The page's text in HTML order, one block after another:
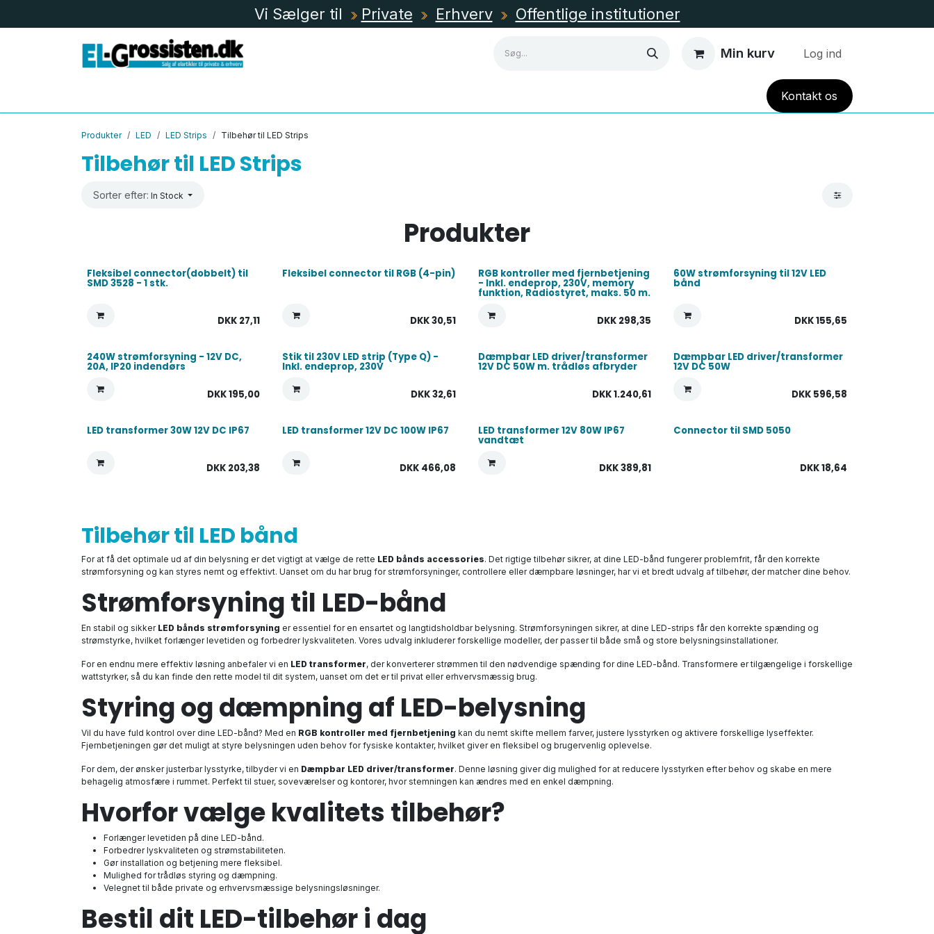
Vi Sælger til Private Erhverv Offentlige institutioner
Min kurv Log ind
HUS OG HAVE TILBUD
Kontaktos
Produkter LED LED Strips Tilbehør til LED Strips
Tilbehør til LED Strips
Sorter efter: In Stock
Produkter
Fleksibel connector(dobbelt) til
SMD 3528 - 1 stk.
DKK 27,11
Fleksibel connector til RGB (4-pin)
DKK30,51
RGB kontroller med fjernbetjening
- Inkl. endeprop, 230V, memory
funktion, Radiostyret, maks. 50 m.
DKK 298,35
60W strømforsyning til 12V LED
bånd
DKK155,65
240W strømforsyning - 12V DC,
20A, IP20 indendørs
DKK195,00
Stik til 230V LED strip (Type Q) -
Inkl. endeprop, 230V
DKK32,61
Dæmpbar LED driver/transformer
12V DC 50W m. trådløs afbryder
DKK1.240,61
Dæmpbar LED driver/transformer
12V DC 50W
DKK 596,58
LED transformer 30W 12V DC IP67
DKK 203,38
LED transformer 12V DC 100W IP67
DKK 466,08
LED transformer 12V 80W IP67
vandtæt
DKK389,81
Connector til SMD 5050
DKK18,64
Tilbehør til LED bånd
For at få det optimale ud af din belysning er det vigtigt at vælge de rette LED bånds accessories. Det rigtige tilbehør sikrer, at dine LED-bånd fungerer problemfrit, får den korrekte
strømforsyning og kan styres nemt og effektivt. Uanset om du har brug for strømforsyninger, controllere eller dæmpbare løsninger, har vi et bredt udvalg af tilbehør, der matcher dine behov.
Strømforsyning til LED-bånd
En stabil og sikker LED bånds strømforsyning er essentiel for en ensartet og langtidsholdbar belysning. Strømforsyningen sikrer, at dine LED-strips får den korrekte spænding og
strømstyrke, hvilket forlænger levetiden og forbedrer lyskvaliteten. Vores udvalg inkluderer forskellige modeller, der passer til både små og store belysningsinstallationer.
For en endnu mere effektiv løsning anbefaler vi en LED transformer, der konverterer strømmen til den nødvendige spænding for dine LED-bånd. Transformere er tilgængelige i forskellige
wattstyrker, så du kan finde den rette model til dit system, uanset om det er til privat eller erhvervsmæssig brug.
Styring og dæmpning af LED-belysning
Vil du have fuld kontrol over dine LED-bånd? Med en RGB kontroller med fjernbetjening kan du nemt skifte mellem farver, justere lysstyrken og aktivere forskellige lyseffekter.
Fjernbetjeningen gør det muligt at styre belysningen uden behov for fysiske kontakter, hvilket giver en fleksibel og brugervenlig oplevelse.
For dem, der ønsker justerbar lysstyrke, tilbyder vi en Dæmpbar LED driver/transformer. Denne løsning giver dig mulighed for at reducere lysstyrken efter behov og skabe en mere
behagelig atmosfære i rummet. Perfekt til stuer, soveværelser og kontorer, hvor stemningen kan ændres med en enkel dæmpning.
Hvorfor vælge kvalitets tilbehør?
Forlænger levetiden på dine LED-bånd.
Forbedrer lyskvaliteten og strømstabiliteten.
Gør installation og betjening mere fleksibel.
Mulighed for trådløs styring og dæmpning.
Velegnet til både private og erhvervsmæssige belysningsløsninger.
Bestil dit LED-tilbehør i dag